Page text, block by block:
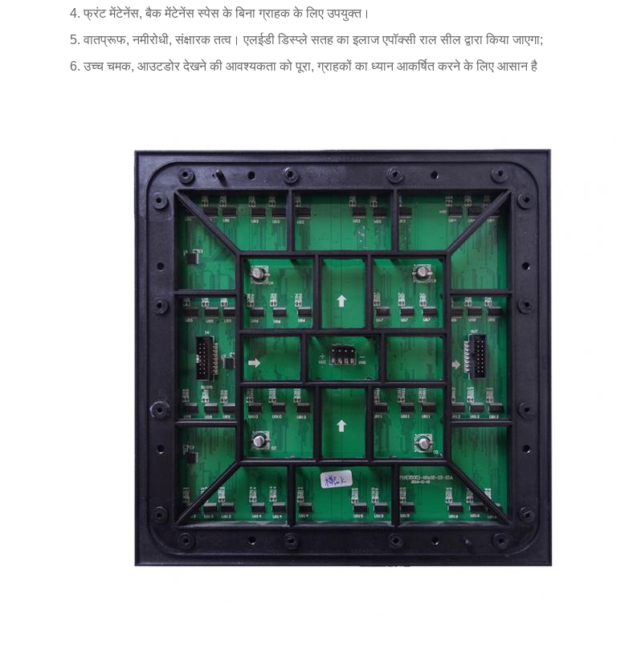
4. फ्रंट मेंटेनेंस, बैक मेंटेनेंस स्पेस के बिना ग्राहक के लिए उपयुक्त।
5. वातप्रूफ, नमीरोधी, संक्षारक तत्व। एलईडी डिस्प्ले सतह का इलाज एपॉक्सी राल सील द्वारा किया जाएगा;
6. उच्च चमक, आउटडोर देखने की आवश्यकता को पूरा, ग्राहकों का ध्यान आकर्षित करने के लिए आसान है